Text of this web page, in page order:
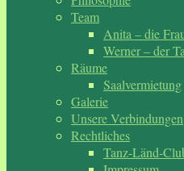
Team
Anita – die
Werner – der
Räume
Saalvermietung
Galerie
Unsere Verbindungen
Rechtliches
Tanz-Länd-